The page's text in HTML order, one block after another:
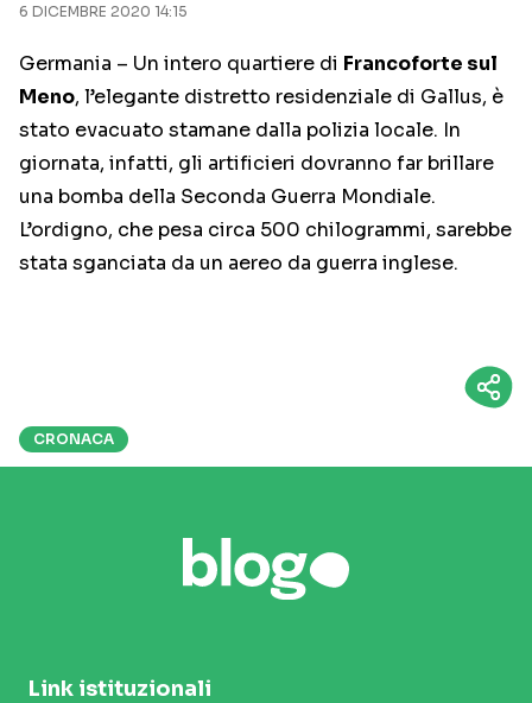
6 DICEMBRE 2020 14:15
Germania – Un intero quartiere di Francoforte sul
Meno, l’elegante distretto residenziale di Gallus, è
stato evacuato stamane dalla polizia locale. In
giornata, infatti, gli artificieri dovranno far brillare
una bomba della Seconda Guerra Mondiale.
L’ordigno, che pesa circa 500 chilogrammi, sarebbe
stata sganciata da un aereo da guerra inglese.
CRONACA
Link istituzionali